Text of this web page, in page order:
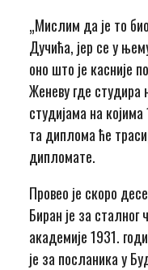
„Мислим да је то
Дучића, јер се у
оно што је касније
Женеву где
студијама на
та диплома ће
дипломате.
Провео је скоро
Биран је за
академије 1931.
је за посланика у